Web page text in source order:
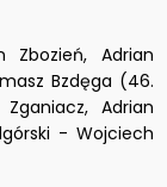
Adrian
Bzdęga (46.
Adrian
- Wojciech